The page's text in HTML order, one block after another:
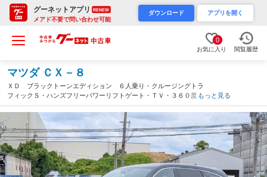
グーネットアプリ RENEW
メアド不要で問い合わせ可能
ダウンロード アプリを開く
0
お気に入り 閲覧履歴
マツダ ＣＸ－８
ＸＤ ブラックトーンエディション ６人乗り・クルージングトラ
フィックＳ・ハンズフリーパワーリフトゲート・ＴＶ・３６０度ビ
ューＭ・ＥＴＣ・ＡｐｐｌｅＣａｒＰｌａｙ・ＡｎｄｒｏｉｄＡｕ
ｔｏ・ワイヤレス充電・禁煙車・保証継承・車検整備付（京都府）
もっと見る